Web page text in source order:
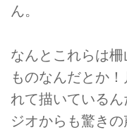
ん。
なんとこれらは
ものなんだとか
れて描いている
ジオからも驚きの